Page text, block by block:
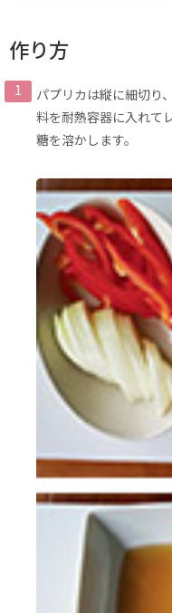
作り方
パプリカは縦に細切り
料を耐熱容器に入れて
糖を溶かします。